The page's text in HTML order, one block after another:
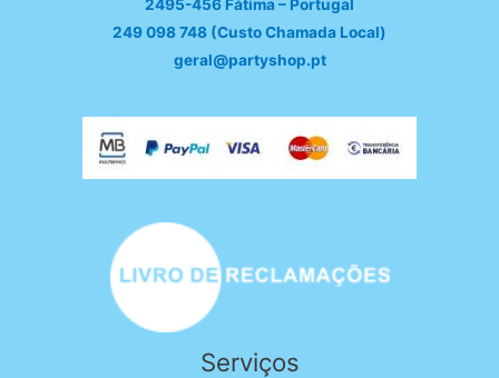
2495-456 Fátima – Portugal
249 098 748 (Custo Chamada Local)
geral@partyshop.pt
Serviços